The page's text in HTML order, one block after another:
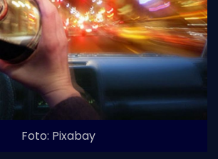
Foto: Pixabay